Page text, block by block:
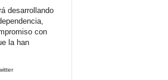
desarrollando
con
la han